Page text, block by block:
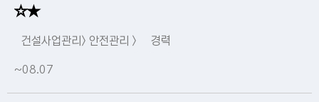
☆★
건설사업관리> 안전관리 > 경력
~08.07